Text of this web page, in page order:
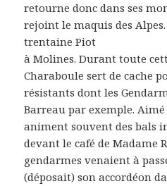
retourne donc dans ses
rejoint le maquis des
trentaine Piot
à Molines. Durant toute
Charaboule sert de cache
résistants dont les
Barreau par exemple.
animent souvent des bals
devant le café de Madame
gendarmes venaient à
(déposait) son accordéon